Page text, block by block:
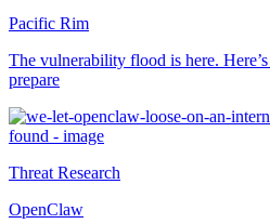
Pacific Rim
The vulnerability flood is here.
prepare
Threat Research
OpenClaw